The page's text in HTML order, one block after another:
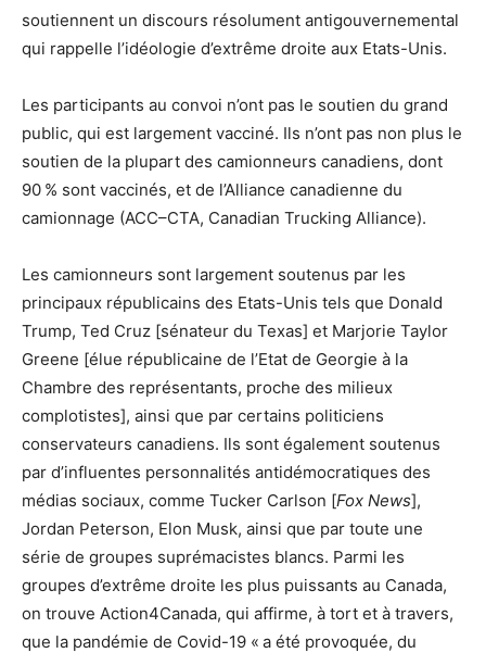
soutiennent un discours résolument antigouvernemental
qui rappelle l’idéologie d’extrême droite aux Etats-Unis.
Les participants au convoi n’ont pas le soutien du grand
public, qui est largement vacciné. Ils n’ont pas non plus le
soutien de la plupart des camionneurs canadiens, dont
90 % sont vaccinés, et de l’Alliance canadienne du
camionnage (ACC–CTA, Canadian Trucking Alliance).
Les camionneurs sont largement soutenus par les
principaux républicains des Etats-Unis tels que Donald
Trump, Ted Cruz [sénateur du Texas] et Marjorie Taylor
Greene [élue républicaine de l’Etat de Georgie à la
Chambre des représentants, proche des milieux
complotistes], ainsi que par certains politiciens
conservateurs canadiens. Ils sont également soutenus
par d’influentes personnalités antidémocratiques des
médias sociaux, comme Tucker Carlson [Fox News],
Jordan Peterson, Elon Musk, ainsi que par toute une
série de groupes suprémacistes blancs. Parmi les
groupes d’extrême droite les plus puissants au Canada,
on trouve Action4Canada, qui affirme, à tort et à travers,
que la pandémie de Covid-19 « a été provoquée, du